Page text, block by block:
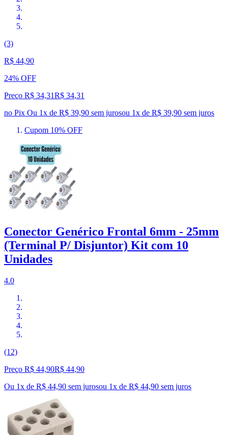
(3)
R$ 44,90
24% OFF
Preço R$ 34,31R$ 34,31
no Pix Ou 1x de R$ 39,90 sem jurosou 1x de R$ 39,90 sem juros
Cupom 10% OFF
Conector Genérico Frontal 6mm - 25mm
(Terminal P/ Disjuntor) Kit com 10
Unidades
4.0
(12)
Preço R$ 44,90R$ 44,90
Ou 1x de R$ 44,90 sem jurosou 1x de R$ 44,90 sem juros